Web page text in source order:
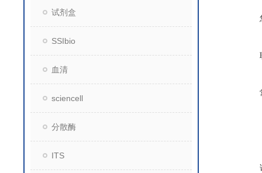
试剂盒
SSIbio
血清
sciencell
分散酶
ITS